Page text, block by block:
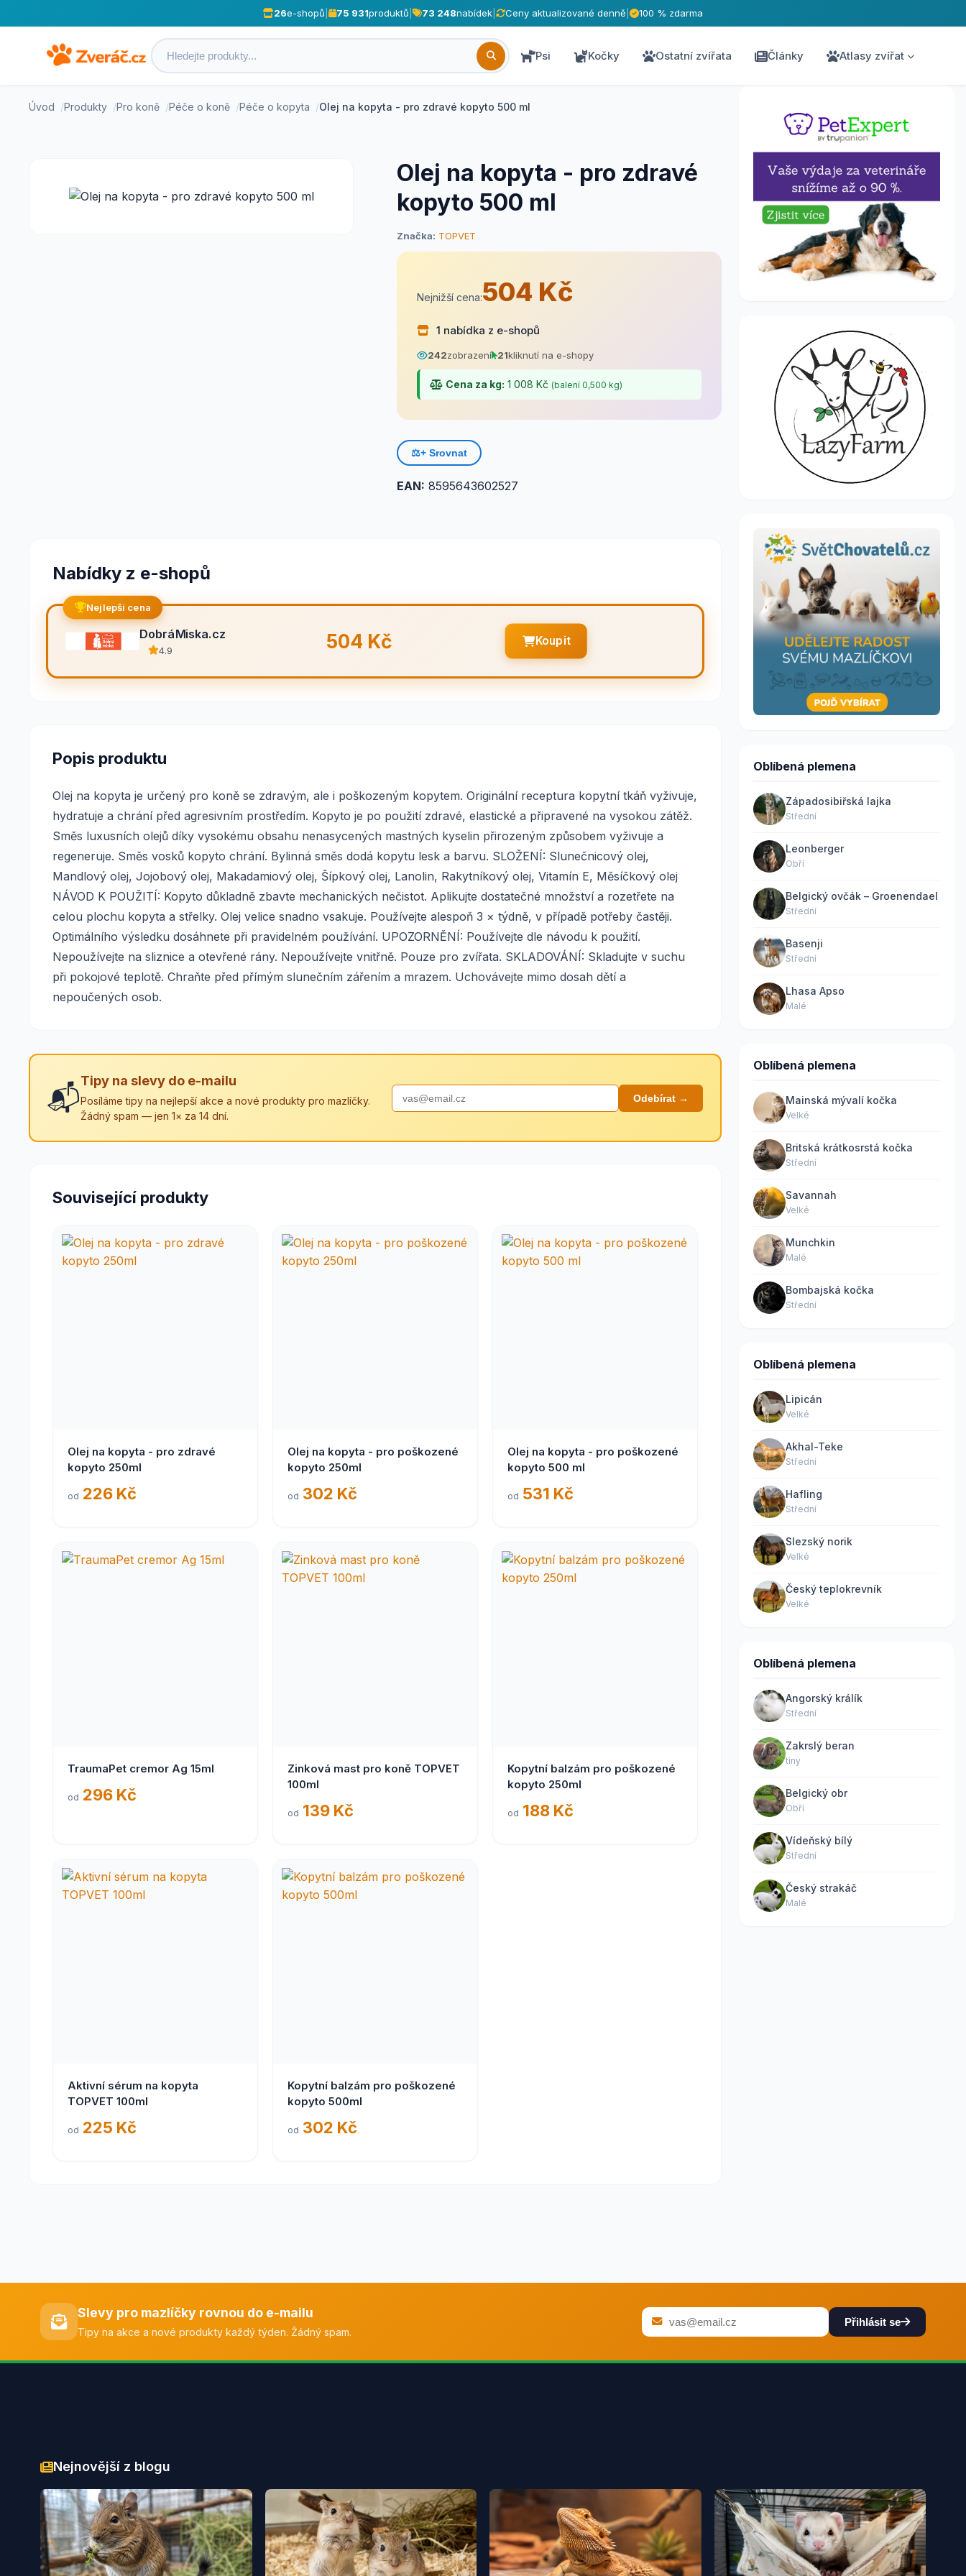
26e-shopů 75 931produktů 73 248nabídek Ceny aktualizované denně 100 % zdarma
Psi Kočky Ostatní zvířata Články Atlasy zvířat
Úvod Produkty Pro koně Péče o koně Péče o kopyta Olej na kopyta - pro zdravé kopyto 500 ml
Olej na kopyta - pro zdravé
kopyto 500 ml
Značka: TOPVET
Nejnižší cena:504 Kč
1 nabídka z e-shopů
242zobrazení 21kliknutí na e-shopy
Cena za kg: 1 008 Kč (balení 0,500 kg)
⚖️+ Srovnat
EAN: 8595643602527
Nabídky z e-shopů
Nejlepší cena
DobráMiska.cz
4.9 504 Kč Koupit
Popis produktu
Olej na kopyta je určený pro koně se zdravým, ale i poškozeným kopytem. Originální receptura kopytní tkáň vyživuje,
hydratuje a chrání před agresivním prostředím. Kopyto je po použití zdravé, elastické a připravené na vysokou zátěž.
Směs luxusních olejů díky vysokému obsahu nenasycených mastných kyselin přirozeným způsobem vyživuje a
regeneruje. Směs vosků kopyto chrání. Bylinná směs dodá kopytu lesk a barvu. SLOŽENÍ: Slunečnicový olej,
Mandlový olej, Jojobový olej, Makadamiový olej, Šípkový olej, Lanolin, Rakytníkový olej, Vitamín E, Měsíčkový olej
NÁVOD K POUŽITÍ: Kopyto důkladně zbavte mechanických nečistot. Aplikujte dostatečné množství a rozetřete na
celou plochu kopyta a střelky. Olej velice snadno vsakuje. Používejte alespoň 3 × týdně, v případě potřeby častěji.
Optimálního výsledku dosáhnete při pravidelném používání. UPOZORNĚNÍ: Používejte dle návodu k použití.
Nepoužívejte na sliznice a otevřené rány. Nepoužívejte vnitřně. Pouze pro zvířata. SKLADOVÁNÍ: Skladujte v suchu
při pokojové teplotě. Chraňte před přímým slunečním zářením a mrazem. Uchovávejte mimo dosah dětí a
nepoučených osob.
📬
Tipy na slevy do e-mailu
Posíláme tipy na nejlepší akce a nové produkty pro mazlíčky.
Žádný spam — jen 1× za 14 dní.
Odebírat →
Související produkty
Olej na kopyta - pro zdravé
kopyto 250ml
od 226 Kč
Olej na kopyta - pro poškozené
kopyto 250ml
od 302 Kč
Olej na kopyta - pro poškozené
kopyto 500 ml
od 531 Kč
TraumaPet cremor Ag 15ml
od 296 Kč
Zinková mast pro koně TOPVET
100ml
od 139 Kč
Kopytní balzám pro poškozené
kopyto 250ml
od 188 Kč
Aktivní sérum na kopyta
TOPVET 100ml
od 225 Kč
Kopytní balzám pro poškozené
kopyto 500ml
od 302 Kč
Oblíbená plemena
Západosibiřská lajka
Střední
Leonberger
Obří
Belgický ovčák – Groenendael
Střední
Basenji
Střední
Lhasa Apso
Malé
Oblíbená plemena
Mainská mývalí kočka
Velké
Britská krátkosrstá kočka
Střední
Savannah
Velké
Munchkin
Malé
Bombajská kočka
Střední
Oblíbená plemena
Lipicán
Velké
Akhal-Teke
Střední
Hafling
Střední
Slezský norik
Velké
Český teplokrevník
Velké
Oblíbená plemena
Angorský králík
Střední
Zakrslý beran
tiny
Belgický obr
Obří
Vídeňský bílý
Střední
Český strakáč
Malé
Slevy pro mazlíčky rovnou do e-mailu
Tipy na akce a nové produkty každý týden. Žádný spam.
Přihlásit se
Nejnovější z blogu